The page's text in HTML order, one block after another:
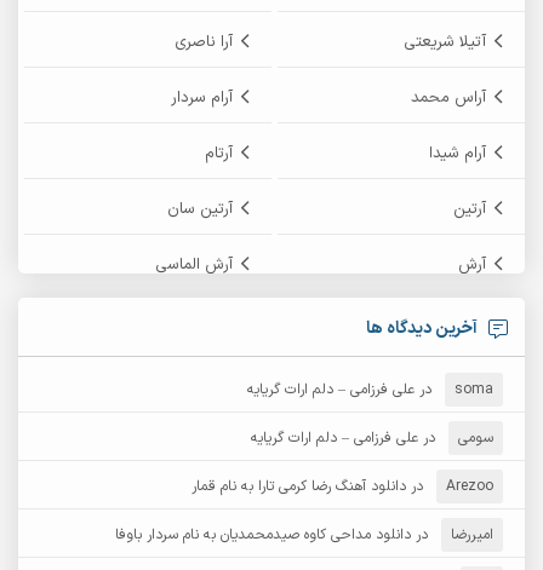
آتیلا شریعتی آرا ناصری
آراس محمد آرام سردار
آرام شیدا آرتام
آرتین آرتین سان
آرش آرش الماسی
آرش امامی
آرش عثمان
آرش مبهم آرش مستشیری
آرش مهرابی آرش نظری
آخرین دیدگاه ها
soma در علی فرزامی – دلم ارات گریایه
سومی در علی فرزامی – دلم ارات گریایه
Arezoo در دانلود آهنگ رضا کرمی تارا به نام قمار
امیررضا در دانلود مداحی کاوه صیدمحمدیان به نام سردار باوفا